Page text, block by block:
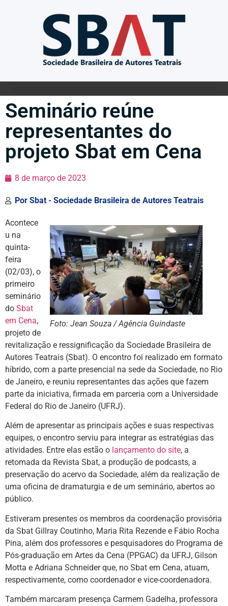
Seminário reúne
representantes do
projeto Sbat em Cena
8 de março de 2023
Por Sbat - Sociedade Brasileira de Autores Teatrais
Foto: Jean Souza / Agência Guindaste
Acontece
u na
quinta-
feira
(02/03), o
primeiro
seminário
do Sbat
em Cena,
projeto de
revitalização e ressignificação da Sociedade Brasileira de
Autores Teatrais (Sbat). O encontro foi realizado em formato
híbrido, com a parte presencial na sede da Sociedade, no Rio
de Janeiro, e reuniu representantes das ações que fazem
parte da iniciativa, firmada em parceria com a Universidade
Federal do Rio de Janeiro (UFRJ).
Além de apresentar as principais ações e suas respectivas
equipes, o encontro serviu para integrar as estratégias das
atividades. Entre elas estão o lançamento do site, a
retomada da Revista Sbat, a produção de podcasts, a
preservação do acervo da Sociedade, além da realização de
uma oficina de dramaturgia e de um seminário, abertos ao
público.
Estiveram presentes os membros da coordenação provisória
da Sbat Gillray Coutinho, Maria Rita Rezende e Fábio Rocha
Pina, além dos professores e pesquisadores do Programa de
Pós-graduação em Artes da Cena (PPGAC) da UFRJ, Gilson
Motta e Adriana Schneider que, no Sbat em Cena, atuam,
respectivamente, como coordenador e vice-coordenadora.
Também marcaram presença Carmem Gadelha, professora